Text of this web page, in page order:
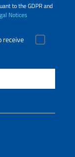
to the GDPR and
Notices
receive